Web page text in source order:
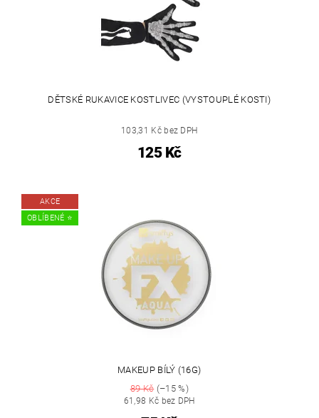
DĚTSKÉ RUKAVICE KOSTLIVEC (VYSTOUPLÉ KOSTI)
103,31 Kč bez DPH
125 Kč
AKCE
OBLÍBENÉ ⭐️
MAKEUP BÍLÝ (16G)
89 Kč(–15 %)
61,98 Kč bez DPH